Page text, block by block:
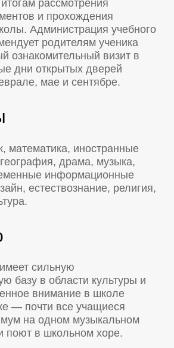
рассмотрения
и прохождения
Администрация учебного
родителям ученика
ознакомительный визит в
дни открытых дверей
мае и сентябре.
математика, иностранные
драма, музыка,
информационные
естествознание, религия,
сильную
базу в области культуры и
внимание в школе
— почти все учащиеся
на одном музыкальном
поют в школьном хоре.